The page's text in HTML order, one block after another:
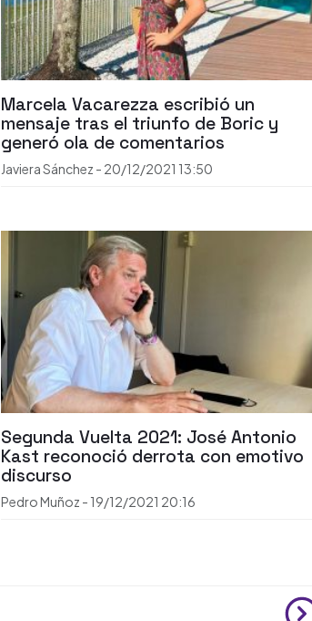
Marcela Vacarezza escribió un
mensaje tras el triunfo de Boric y
generó ola de comentarios
Javiera Sánchez - 20/12/2021 13:50
Segunda Vuelta 2021: José Antonio
Kast reconoció derrota con emotivo
discurso
Pedro Muñoz - 19/12/2021 20:16